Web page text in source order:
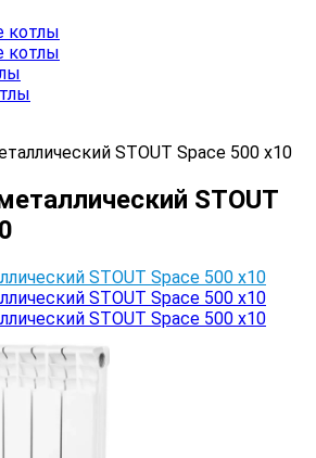
котлы
котлы
STOUT Space 500 x10
STOUT